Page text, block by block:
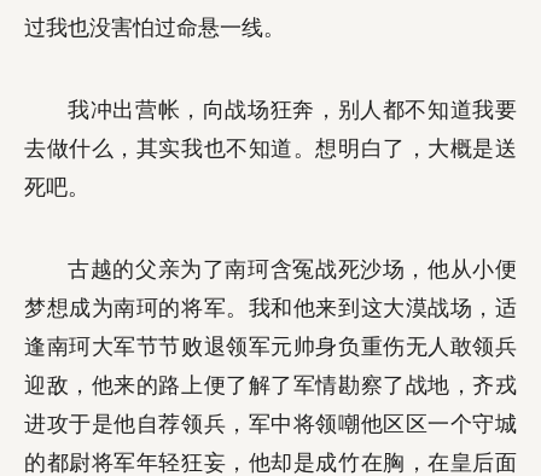
过我也没害怕过命悬一线。
我冲出营帐，向战场狂奔，别人都不知道我要
去做什么，其实我也不知道。想明白了，大概是送
死吧。
古越的父亲为了南珂含冤战死沙场，他从小便
梦想成为南珂的将军。我和他来到这大漠战场，适
逢南珂大军节节败退领军元帅身负重伤无人敢领兵
迎敌，他来的路上便了解了军情勘察了战地，齐戎
进攻于是他自荐领兵，军中将领嘲他区区一个守城
的都尉将军年轻狂妄，他却是成竹在胸，在皇后面